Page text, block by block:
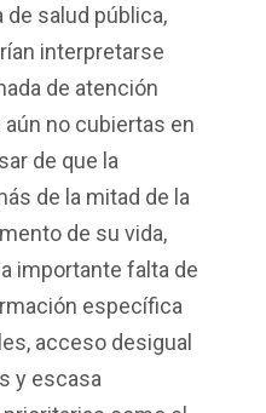
salud pública,
interpretarse
de atención
no cubiertas en
de que la
de la mitad de la
de su vida,
importante falta de
específica
acceso desigual
y escasa